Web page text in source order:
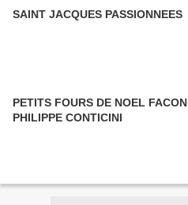
SAINT JACQUES PASSIONNEES
PETITS FOURS DE NOEL FACON
PHILIPPE CONTICINI